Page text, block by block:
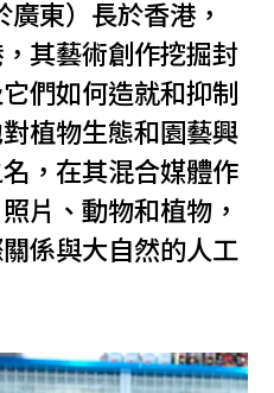
東）長於香港，
其藝術創作挖掘封
們如何造就和抑制
植物生態和園藝興
，在其混合媒體作
片、動物和植物，
係與大自然的人工